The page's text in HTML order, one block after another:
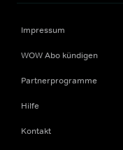
Impressum
WOW Abo kündigen
Partnerprogramme
Hilfe
Kontakt